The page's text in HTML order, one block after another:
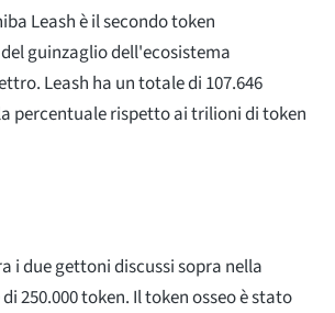
Leash è il secondo token
guinzaglio dell'ecosistema
Leash ha un totale di 107.646
percentuale rispetto ai trilioni di token
i due gettoni discussi sopra nella
250.000 token. Il token osseo è stato